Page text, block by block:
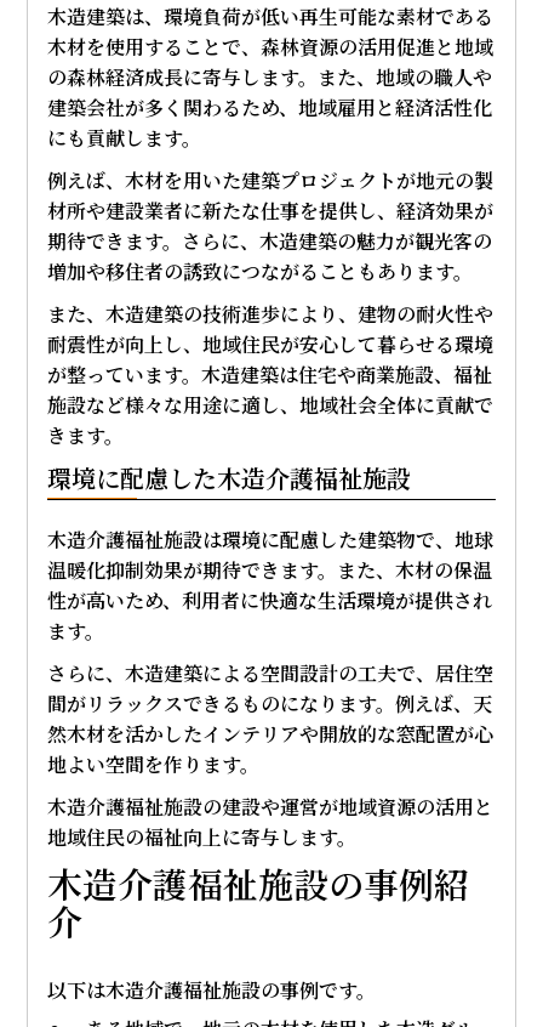
木造建築は、環境負荷が低い再生可能な素材である
木材を使用することで、森林資源の活用促進と地域
の森林経済成長に寄与します。また、地域の職人や
建築会社が多く関わるため、地域雇用と経済活性化
にも貢献します。
例えば、木材を用いた建築プロジェクトが地元の製
材所や建設業者に新たな仕事を提供し、経済効果が
期待できます。さらに、木造建築の魅力が観光客の
増加や移住者の誘致につながることもあります。
また、木造建築の技術進歩により、建物の耐火性や
耐震性が向上し、地域住民が安心して暮らせる環境
が整っています。木造建築は住宅や商業施設、福祉
施設など様々な用途に適し、地域社会全体に貢献で
きます。
環境に配慮した木造介護福祉施設
木造介護福祉施設は環境に配慮した建築物で、地球
温暖化抑制効果が期待できます。また、木材の保温
性が高いため、利用者に快適な生活環境が提供され
ます。
さらに、木造建築による空間設計の工夫で、居住空
間がリラックスできるものになります。例えば、天
然木材を活かしたインテリアや開放的な窓配置が心
地よい空間を作ります。
木造介護福祉施設の建設や運営が地域資源の活用と
地域住民の福祉向上に寄与します。
木造介護福祉施設の事例紹
介
以下は木造介護福祉施設の事例です。